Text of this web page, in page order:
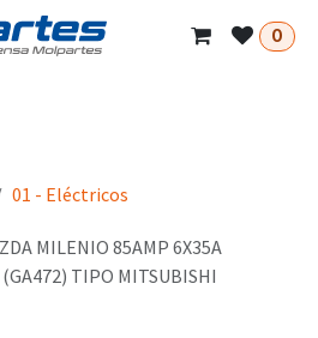
0
01 - Eléctricos
MILENIO 85AMP 6X35A
TIPO MITSUBISHI